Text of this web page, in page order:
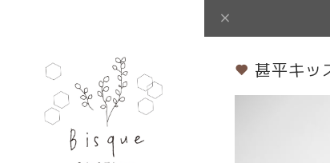
甚平キッ